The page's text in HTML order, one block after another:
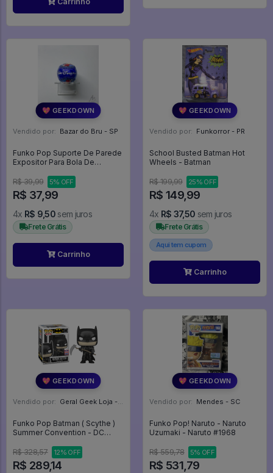
💖 GEEKDOWN
Vendido por: Bazar do Bru - SP
Funko Pop Suporte De Parede
Expositor Para Bola De
R$ 39,99
5% OFF
R$ 37,99
4x R$ 9,50 sem juros
Frete Grátis
Carrinho
💖 GEEKDOWN
Vendido por: Funkorror - PR
School Busted Batman Hot
Wheels - Batman
R$ 199,99 25% OFF
R$ 149,99
4x R$ 37,50 sem juros
Frete Grátis
Aqui tem cupom
Carrinho
💖 GEEKDOWN
Vendido por: Geral Geek Loja - SP
Funko Pop Batman ( Scythe )
Summer Convention - DC
R$ 328,57
12% OFF
R$ 289,14
💖 GEEKDOWN
Vendido por: Mendes - SC
Funko Pop! Naruto - Naruto
Uzumaki - Naruto #1968
R$ 559,78 5% OFF
R$ 531,79